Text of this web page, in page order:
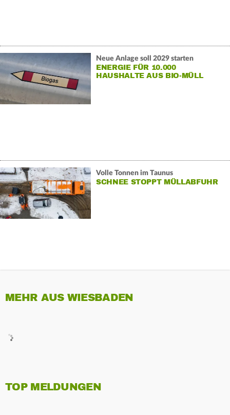
Neue Anlage soll 2029 starten
ENERGIE FÜR 10.000
HAUSHALTE AUS BIO-MÜLL
Volle Tonnen im Taunus
SCHNEE STOPPT MÜLLABFUHR
MEHR AUS WIESBADEN
TOP MELDUNGEN